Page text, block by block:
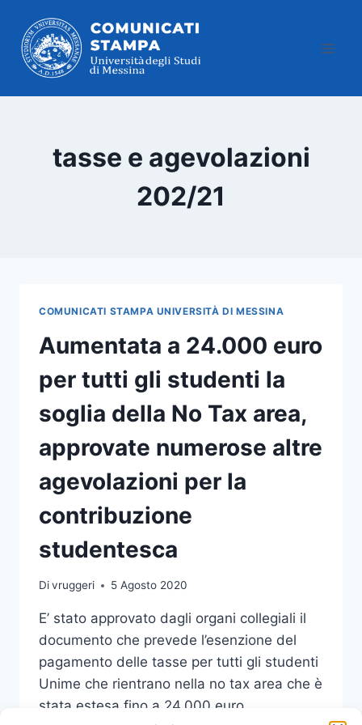
contenuto
tasse e agevolazioni
202/21
COMUNICATI STAMPA UNIVERSITÀ DI MESSINA
Aumentata a 24.000 euro
per tutti gli studenti la
soglia della No Tax area,
approvate numerose altre
agevolazioni per la
contribuzione
studentesca
Divruggeri 5 Agosto 2020
E’ stato approvato dagli organi collegiali il
documento che prevede l’esenzione del
pagamento delle tasse per tutti gli studenti
Unime che rientrano nella no tax area che è
stata estesa fino a 24.000 euro